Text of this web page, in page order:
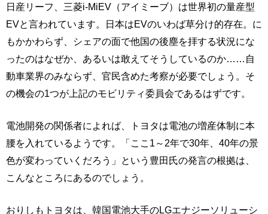
日産リーフ、三菱i-MiEV（アイミーブ）は世界初の量産型
EVと言われています。日本はEVのいわば草分け的存在。に
もかかわらず、シェアの面で他国の後塵を拝する状況にな
ったのはなぜか、あるいは敢えてそうしているのか……自
動車業界のみならず、官民含めた考察が必要でしょう。そ
の機会の1つが上記のモビリティ委員会であるはずです。
電池開発の関係者によれば、トヨタは電池の増産体制に本
腰を入れているようです。「ここ1～2年で30年、40年の景
色が変わっていくだろう」という豊田氏の発言の根拠は、
こんなところにあるのでしょう。
おりしもトヨタは、韓国電池大手のLGエナジーソリューシ